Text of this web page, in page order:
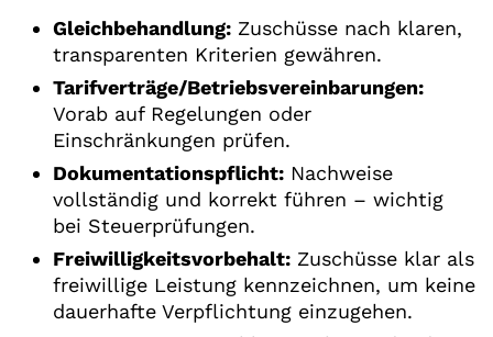
Gleichbehandlung: Zuschüsse nach klaren,
transparenten Kriterien gewähren.
Tarifverträge/Betriebsvereinbarungen:
Vorab auf Regelungen oder
Einschränkungen prüfen.
Dokumentationspflicht: Nachweise
vollständig und korrekt führen – wichtig
bei Steuerprüfungen.
Freiwilligkeitsvorbehalt: Zuschüsse klar als
freiwillige Leistung kennzeichnen, um keine
dauerhafte Verpflichtung einzugehen.